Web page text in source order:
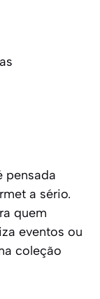
pensada
a sério.
quem
eventos ou
coleção